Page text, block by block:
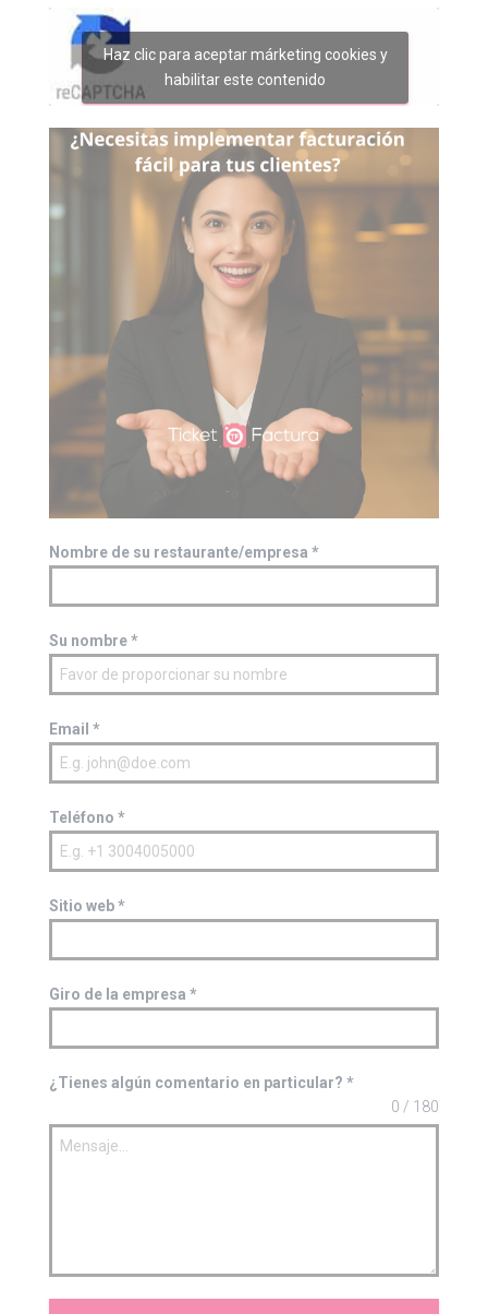
Haz clic para aceptar márketing cookies y
habilitar este contenido
Nombre de su restaurante/empresa *
Su nombre*
Email *
Teléfono *
Sitio web*
Giro de la empresa *
¿Tienes algún comentario en particular? *
0 / 180